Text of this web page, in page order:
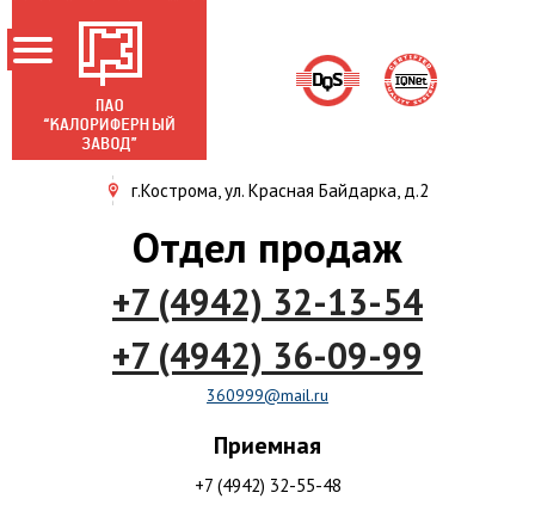
г.Кострома, ул. Красная Байдарка, д.2
Отдел продаж
+7 (4942) 32-13-54
+7 (4942) 36-09-99
360999@mail.ru
Приемная
+7 (4942) 32-55-48
ГЛАВНАЯ
О ЗАВОДЕ
НОВОСТИ
ПРОДУКЦИЯ